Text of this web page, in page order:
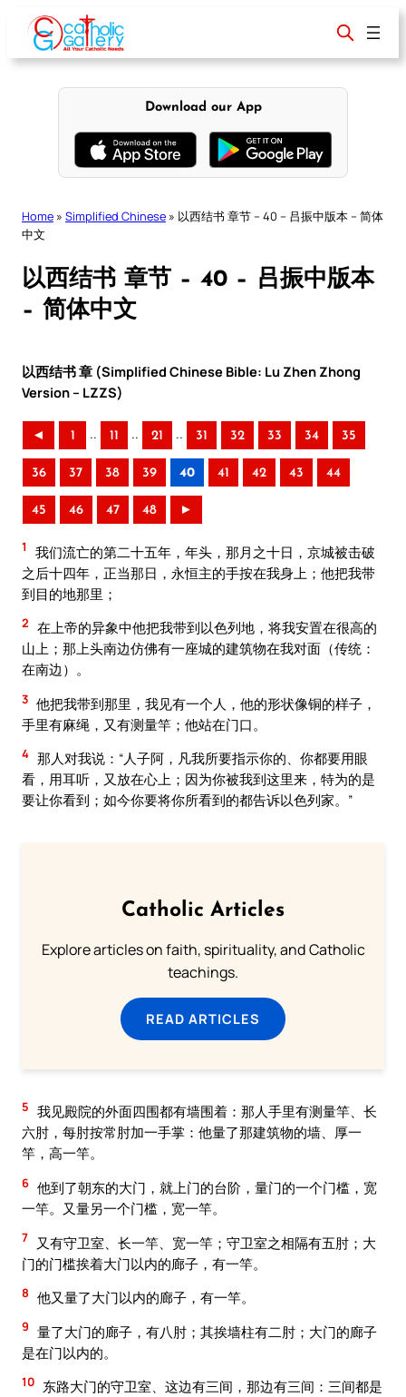
content
Download our App
Home » Simplified Chinese » 以西结书 章节 – 40 – 吕振中版本 – 简体
中文
以西结书 章节 – 40 – 吕振中版本
– 简体中文
以西结书 章 (Simplified Chinese Bible: Lu Zhen Zhong
Version – LZZS)
◄ 1 .. 11 .. 21 .. 31 32 33 34 35
36 37 38 39 40 41 42 43 44
45 46 47 48 ►
1
我们流亡的第二十五年，年头，那月之十日，京城被击破
之后十四年，正当那日，永恒主的手按在我身上；他把我带
到目的地那里；
2 在上帝的异象中他把我带到以色列地，将我安置在很高的
山上；那上头南边仿佛有一座城的建筑物在我对面（传统：
在南边）。
3 他把我带到那里，我见有一个人，他的形状像铜的样子，
手里有麻绳，又有测量竿；他站在门口。
4 那人对我说：“人子阿，凡我所要指示你的、你都要用眼
看，用耳听，又放在心上；因为你被我到这里来，特为的是
要让你看到；如今你要将你所看到的都告诉以色列家。”
Catholic Articles
Explore articles on faith, spirituality, and Catholic
teachings.
READ ARTICLES
5 我见殿院的外面四围都有墙围着：那人手里有测量竿、长
六肘，每肘按常肘加一手掌：他量了那建筑物的墙、厚一
竿，高一竿。
6 他到了朝东的大门，就上门的台阶，量门的一个门槛，宽
一竿。又量另一个门槛，宽一竿。
7
又有守卫室、长一竿、宽一竿；守卫室之相隔有五肘；大
门的门槛挨着大门以内的廊子，有一竿。
8 他又量了大门以内的廊子，有一竿。
9 量了大门的廊子，有八肘；其挨墙柱有二肘；大门的廊子
是在门以内的。
10 东路大门的守卫室、这边有三间，那边有三间：三间都是